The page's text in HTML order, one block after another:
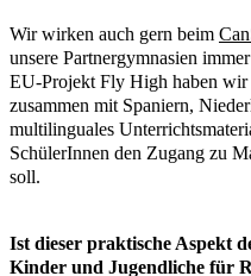
Wir wirken auch gern beim
unsere Partnergymnasien
EU-Projekt Fly High haben
zusammen mit Spaniern,
multilinguales
SchülerInnen den Zugang zu
soll.
Ist dieser praktische Aspekt
Kinder und Jugendliche für